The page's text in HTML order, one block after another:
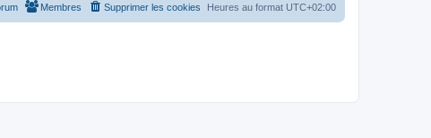
Heures au format UTC+02:00
Supprimer les cookies
Membres